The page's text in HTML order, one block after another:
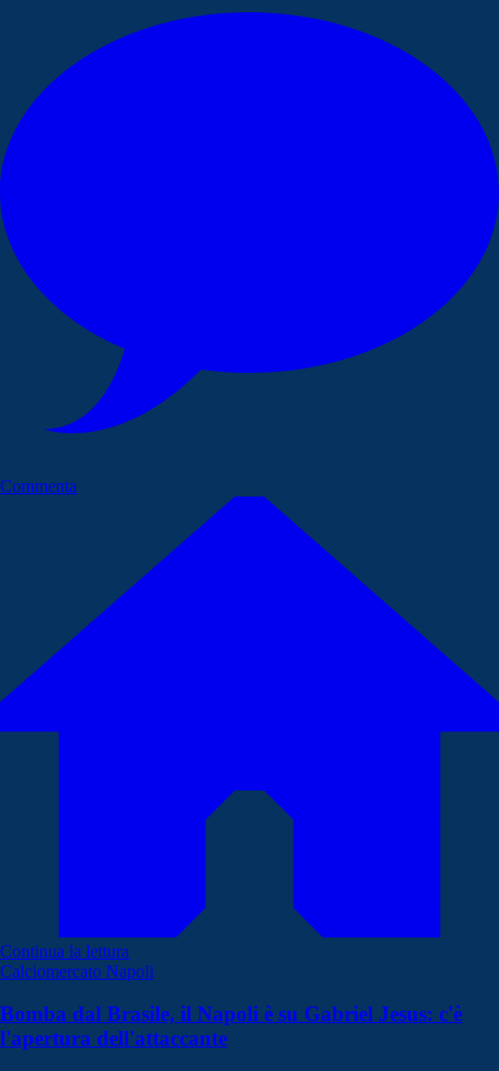
Commenta
Continua la lettura
Calciomercato Napoli
Bomba dal Brasile, il Napoli è su Gabriel Jesus: c'è
l'apertura dell'attaccante